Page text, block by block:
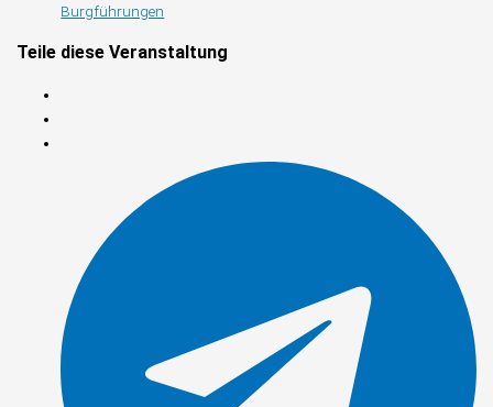
Burgführungen
Teile diese Veranstaltung